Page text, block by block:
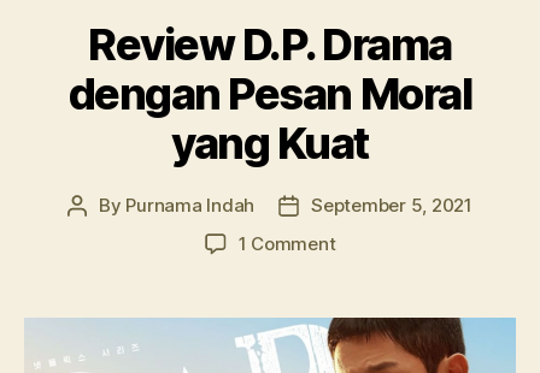
Review D.P. Drama
dengan Pesan Moral
yang Kuat
Post
By Purnama Indah
PostSeptember 5, 2021
1 Commenton
Drama
dengan